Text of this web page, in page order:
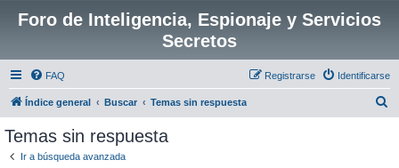
Foro de Inteligencia, Espionaje y Servicios
Secretos
FAQ Identificarse
Registrarse
Índice general Buscar Temas sin respuesta
Temas sin respuesta
Ir a búsqueda avanzada